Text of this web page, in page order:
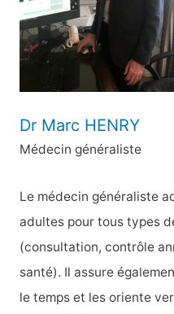
r
Dr Marc HENRY
Médecin généraliste
Le médecin généraliste
adultes pour tous types
(consultation, contrôle
santé). Il assure
le temps et les oriente